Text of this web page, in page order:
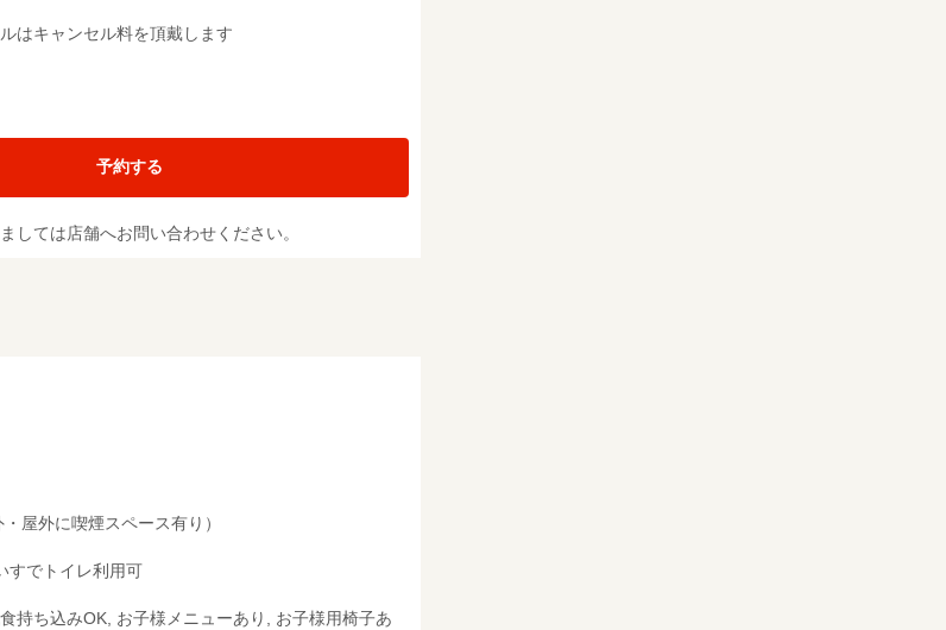
はキャンセル料を頂戴します
予約する
しては店舗へお問い合わせください。
屋外に喫煙スペース有り）
すでトイレ利用可
持ち込みOK, お子様メニューあり, お子様用椅子あ